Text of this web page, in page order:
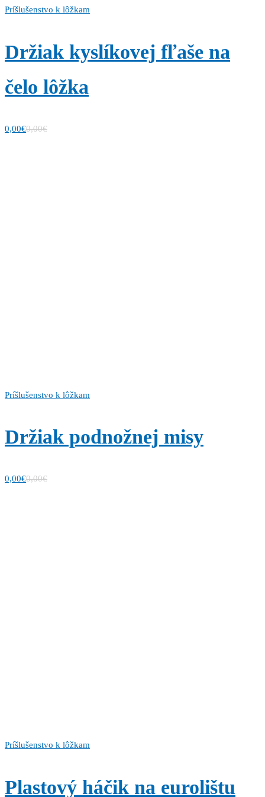
Príšlušenstvo k lôžkam
Držiak kyslíkovej fľaše na
čelo lôžka
0,00€0,00€
Príšlušenstvo k lôžkam
Držiak podnožnej misy
0,00€0,00€
Príšlušenstvo k lôžkam
Plastový háčik na eurolištu